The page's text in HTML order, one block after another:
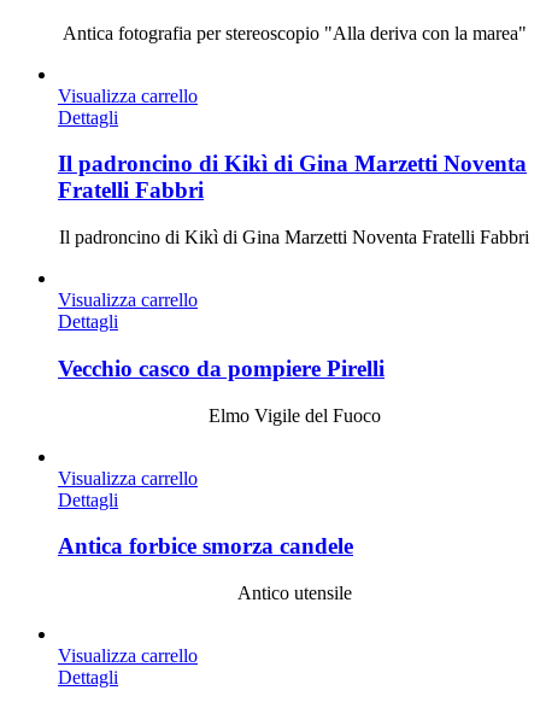
Antica fotografia per stereoscopio "Alla deriva con la marea"
Visualizza carrello
Dettagli
Il padroncino di Kikì di Gina Marzetti Noventa
Fratelli Fabbri
Il padroncino di Kikì di Gina Marzetti Noventa Fratelli Fabbri
Visualizza carrello
Dettagli
Vecchio casco da pompiere Pirelli
Elmo Vigile del Fuoco
Visualizza carrello
Dettagli
Antica forbice smorza candele
Antico utensile
Visualizza carrello
Dettagli